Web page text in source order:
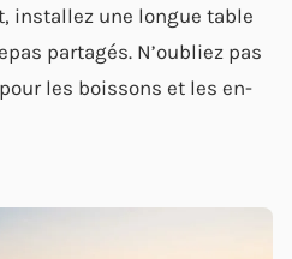
installez une longue table
partagés. N’oubliez pas
les boissons et les en-